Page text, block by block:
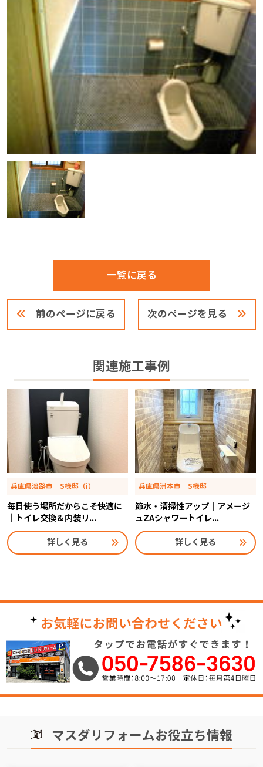
前のページに戻る
一覧に戻る
次のページを見る
関連施工事例
兵庫県淡路市 S様邸（i）
毎日使う場所だからこそ快適に
｜トイレ交換＆内装リ...
詳しく見る
兵庫県洲本市 S様邸
節水・清掃性アップ｜アメージ
ュZAシャワートイレ...
詳しく見る
マスダリフォームお役立ち情報